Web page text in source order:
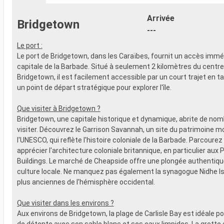
- Activités récréatives pour enfants
- Personnel qualifié multilingue
AUTRES PRIVILÈGES
- Points MSC Voyagers Club
SPORT ET
Broadway
- Espace
-
- Salle de
- Activités
SERVICES
- Personnel
AUTRES
- Points
Bridgetown
Arrivée
---
Le port :
Le port de Bridgetown, dans les Caraïbes, fournit un accès
capitale de la Barbade. Situé à seulement 2 kilomètres du
Bridgetown, il est facilement accessible par un court trajet en
un point de départ stratégique pour explorer l'île.
Que visiter à Bridgetown ?
Bridgetown, une capitale historique et dynamique, abrite de
visiter. Découvrez le Garrison Savannah, un site du patrimoine
l'UNESCO, qui reflète l'histoire coloniale de la Barbade.
apprécier l'architecture coloniale britannique, en particulier aux
Buildings. Le marché de Cheapside offre une plongée
culture locale. Ne manquez pas également la synagogue Nidhe
plus anciennes de l'hémisphère occidental.
Que visiter dans les environs ?
Aux environs de Bridgetown, la plage de Carlisle Bay est idéale